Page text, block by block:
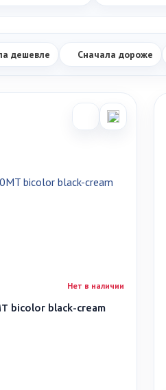
дешевле Сначала дороже
Нет в наличии
bicolor black-cream